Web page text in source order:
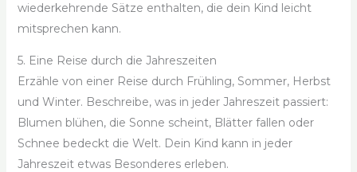
wiederkehrende Sätze enthalten, die dein Kind leicht
mitsprechen kann.
5. Eine Reise durch die Jahreszeiten
Erzähle von einer Reise durch Frühling, Sommer, Herbst
und Winter. Beschreibe, was in jeder Jahreszeit passiert:
Blumen blühen, die Sonne scheint, Blätter fallen oder
Schnee bedeckt die Welt. Dein Kind kann in jeder
Jahreszeit etwas Besonderes erleben.